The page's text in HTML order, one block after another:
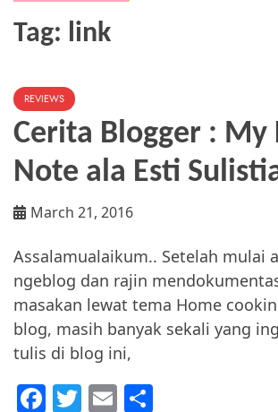
Tag: link
REVIEWS
Cerita Blogger : My
Note ala Esti
March 21, 2016
Assalamualaikum.. Setelah mulai
ngeblog dan rajin
masakan lewat tema Home
blog, masih banyak sekali yang
tulis di blog ini,
F T E